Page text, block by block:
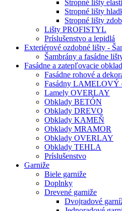
Stropné lišty
Stropné lišty
Stropné lišty
Lišty PROFISTYL
Príslušenstvo a lepidlá
Exteriérové ozdobné lišty -
Šambrány a fasádne
Fasádne a zatepľovacie
Fasádne rohové a
Fasádny LAMELOVÝ
Lamely OVERLAY
Obklady BETÓN
Obklady DREVO
Obklady KAMEŇ
Obklady MRAMOR
Obklady OVERLAY
Obklady TEHLA
Príslušenstvo
Garniže
Biele garniže
Doplnky
Drevené garniže
Dvojradové